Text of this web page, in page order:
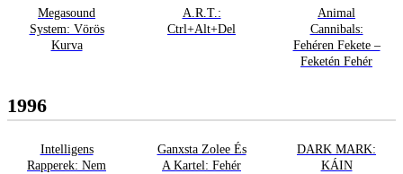
Megasound
System: Vörös
Kurva
A.R.T.:
Ctrl+Alt+Del
Animal
Cannibals:
Fehéren Fekete –
Feketén Fehér
1996
Intelligens
Rapperek: Nem
Ganxsta Zolee És
A Kartel: Fehér
DARK MARK:
KÁIN